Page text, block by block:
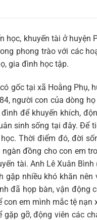
học, khuyến tài ở
phong trào với các
gia đình học tập.
gốc tại xã Hoằng
người con của dòng
để khuyến khích,
sinh sống tại đây. Để
Thời điểm đó, đời
đồng cho con em
tài. Anh Lê Xuân
gặp nhiều khó khăn
đã họp bàn, vận
con em mình mắc tệ
gỡ, động viên các